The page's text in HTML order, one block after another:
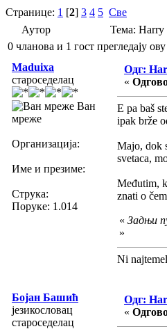
Странице: 1 [2] 3 4 5 Све
Аутор
Тема: Harry
0 чланова и 1 гост прегледају
Maduixa
староседелац
Ван
мреже
Организација:
Име и презиме:
Струка:
Поруке: 1.014
Одг:
«
E pa baš
ipak brže
Majo, dok
svetaca,
Međutim,
znati o
« Задњи
»
Ni
Бојан Башић
језикословац
староседелац
Одг:
«